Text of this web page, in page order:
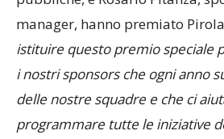
pubbliche, e Rosario Pitanza,
manager, hanno premiato
istituire questo premio speciale
i nostri sponsors che ogni anno
delle nostre squadre e che ci